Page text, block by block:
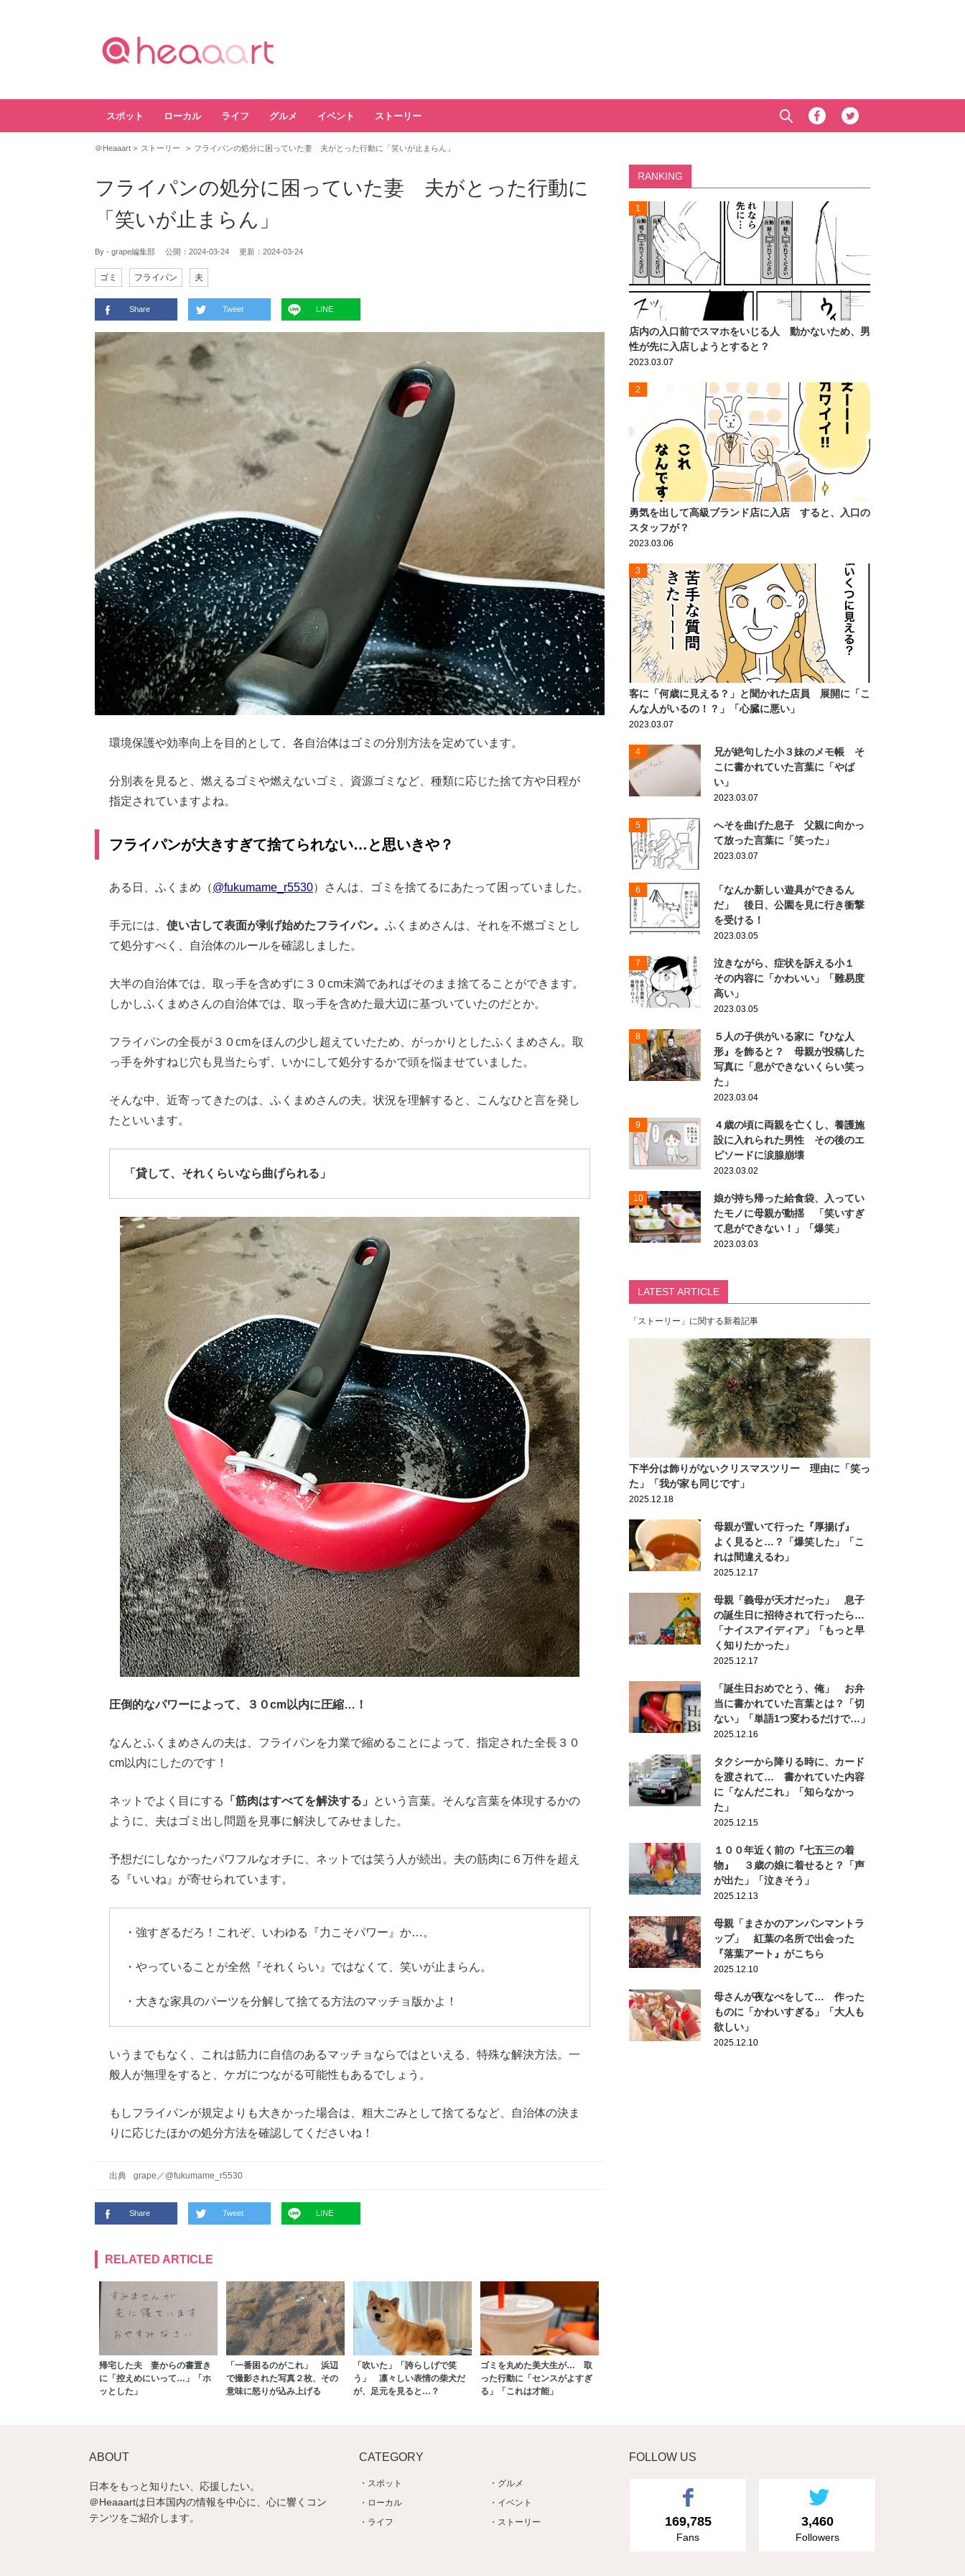
スポット ローカル ライフ グルメ イベント ストーリー
＠Heaaart ストーリー フライパンの処分に困っていた妻 夫がとった行動に「笑いが止まらん」
フライパンの処分に困っていた妻 夫がとった行動に
「笑いが止まらん」
By - grape編集部 公開： 2024-03-24 更新： 2024-03-24
ゴミ フライパン 夫
Share Tweet LINE
環境保護や効率向上を目的として、各自治体はゴミの分別方法を定めています。
分別表を見ると、燃えるゴミや燃えないゴミ、資源ゴミなど、種類に応じた捨て方や日程が
指定されていますよね。
フライパンが大きすぎて捨てられない…と思いきや？
ある日、ふくまめ（@fukumame_r5530）さんは、ゴミを捨てるにあたって困っていました。
手元には、 使い古して表面が剥げ始めたフライパン。 ふくまめさんは、それを不燃ゴミとし
て処分すべく、自治体のルールを確認しました。
大半の自治体では、取っ手を含めずに３０cm未満であればそのまま捨てることができます。
しかしふくまめさんの自治体では、取っ手を含めた最大辺に基づいていたのだとか。
フライパンの全長が３０cmをほんの少し超えていたため、がっかりとしたふくまめさん。取
っ手を外すねじ穴も見当たらず、いかにして処分するかで頭を悩ませていました。
そんな中、近寄ってきたのは、ふくまめさんの夫。状況を理解すると、こんなひと言を発し
たといいます。
「貸して、それくらいなら曲げられる」
圧倒的なパワーによって、３０cm以内に圧縮…！
なんとふくまめさんの夫は、フライパンを力業で縮めることによって、指定された全長３０
cm以内にしたのです！
ネットでよく目にする 「筋肉はすべてを解決する」
という言葉。そんな言葉を体現するかの
ように、夫はゴミ出し問題を見事に解決してみせました。
予想だにしなかったパワフルなオチに、ネットでは笑う人が続出。夫の筋肉に６万件を超え
る『いいね』が寄せられています。
・強すぎるだろ！これぞ、いわゆる『力こそパワー』か…。
・やっていることが全然『それくらい』ではなくて、笑いが止まらん。
・大きな家具のパーツを分解して捨てる方法のマッチョ版かよ！
いうまでもなく、これは筋力に自信のあるマッチョならではといえる、特殊な解決方法。一
般人が無理をすると、ケガにつながる可能性もあるでしょう。
もしフライパンが規定よりも大きかった場合は、粗大ごみとして捨てるなど、自治体の決ま
りに応じたほかの処分方法を確認してくださいね！
出典 grape ／ @fukumame_r5530
Share Tweet LINE
RELATED ARTICLE
帰宅した夫 妻からの書置き
に「控えめにいって…」「ホ
ッとした」
「一番困るのがこれ」 浜辺
で撮影された写真２枚、その
意味に怒りが込み上げる
「吹いた」「誇らしげで笑
う」 凛々しい表情の柴犬だ
が、足元を見ると…？
ゴミを丸めた美大生が… 取
った行動に「センスがよすぎ
る」「これは才能」
RANKING
1
店内の入口前でスマホをいじる人 動かないため、男
性が先に入店しようとすると？
2023.03.07
2
勇気を出して高級ブランド店に入店 すると、入口の
スタッフが？
2023.03.06
3
客に「何歳に見える？」と聞かれた店員 展開に「こ
んな人がいるの！？」「心臓に悪い」
2023.03.07
4
兄が絶句した小３妹のメモ帳 そ
こに書かれていた言葉に「やば
い」
2023.03.07
5
へそを曲げた息子 父親に向かっ
て放った言葉に「笑った」
2023.03.07
6
「なんか新しい遊具ができるん
だ」 後日、公園を見に行き衝撃
を受ける！
2023.03.05
7
泣きながら、症状を訴える小１
その内容に「かわいい」「難易度
高い」
2023.03.05
8
５人の子供がいる家に『ひな人
形』を飾ると？ 母親が投稿した
写真に「息ができないくらい笑っ
た」
2023.03.04
9
４歳の頃に両親を亡くし、養護施
設に入れられた男性 その後のエ
ピソードに涙腺崩壊
2023.03.02
10
娘が持ち帰った給食袋、入ってい
たモノに母親が動揺 「笑いすぎ
て息ができない！」「爆笑」
2023.03.03
LATEST ARTICLE
「ストーリー」に関する新着記事
下半分は飾りがないクリスマスツリー 理由に「笑っ
た」「我が家も同じです」
2025.12.18
母親が置いて行った『厚揚げ』
よく見ると…？「爆笑した」「こ
れは間違えるわ」
2025.12.17
母親「義母が天才だった」 息子
の誕生日に招待されて行ったら…
「ナイスアイディア」「もっと早
く知りたかった」
2025.12.17
「誕生日おめでとう、俺」 お弁
当に書かれていた言葉とは？「切
ない」「単語1つ変わるだけで…」
2025.12.16
タクシーから降りる時に、カード
を渡されて… 書かれていた内容
に「なんだこれ」「知らなかっ
た」
2025.12.15
１００年近く前の『七五三の着
物』 ３歳の娘に着せると？「声
が出た」「泣きそう」
2025.12.13
母親「まさかのアンパンマントラ
ップ」 紅葉の名所で出会った
『落葉アート』がこちら
2025.12.10
母さんが夜なべをして… 作った
ものに「かわいすぎる」「大人も
欲しい」
2025.12.10
ABOUT
日本をもっと知りたい、応援したい。
＠Heaaartは日本国内の情報を中心に、心に響くコン
テンツをご紹介します。
CATEGORY
スポット
ローカル
ライフ
グルメ
イベント
ストーリー
FOLLOW US
169,785
Fans
3,460
Followers